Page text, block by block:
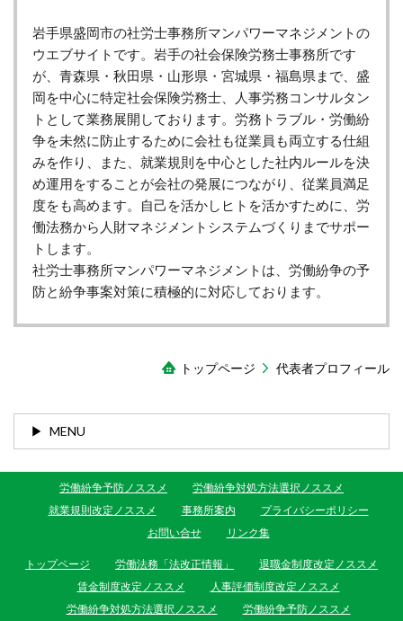
岩手県盛岡市の社労士事務所マンパワーマネジメントの
ウエブサイトです。岩手の社会保険労務士事務所です
が、青森県・秋田県・山形県・宮城県・福島県まで、盛
岡を中心に特定社会保険労務士、人事労務コンサルタン
トとして業務展開しております。労務トラブル・労働紛
争を未然に防止するために会社も従業員も両立する仕組
みを作り、また、就業規則を中心とした社内ルールを決
め運用をすることが会社の発展につながり、従業員満足
度をも高めます。自己を活かしヒトを活かすために、労
働法務から人財マネジメントシステムづくりまでサポー
トします。
社労士事務所マンパワーマネジメントは、労働紛争の予
防と紛争事案対策に積極的に対応しております。
トップページ 代表者プロフィール
MENU
労働紛争予防ノススメ
労働紛争対処方法選択ノススメ
就業規則改定ノススメ
事務所案内
プライバシーポリシー
お問い合せ
リンク集
トップページ 労働法務「法改正情報」
退職金制度改定ノススメ
賃金制度改定ノススメ
人事評価制度改定ノススメ
労働紛争対処方法選択ノススメ
労働紛争予防ノススメ